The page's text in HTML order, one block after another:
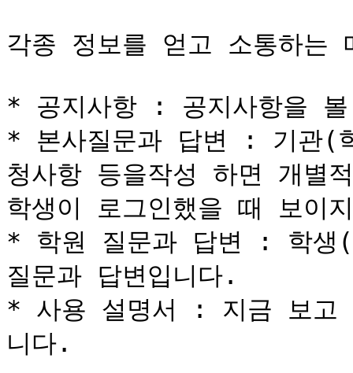
각종 정보를 얻고 소통하는
* 공지사항 : 공지사항을
* 본사질문과 답변 : 기관(
청사항 등을작성 하면 개별
학생이 로그인했을 때 보이
* 학원 질문과 답변 : 학생(
질문과 답변입니다.
* 사용 설명서 : 지금 보고
니다.